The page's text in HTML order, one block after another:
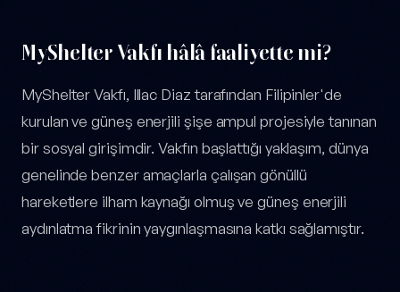
MyShelter Vakfı hâlâ faaliyette mi?
MyShelter Vakfı, Illac Diaz tarafından Filipinler'de
kurulan ve güneş enerjili şişe ampul projesiyle tanınan
bir sosyal girişimdir. Vakfın başlattığı yaklaşım, dünya
genelinde benzer amaçlarla çalışan gönüllü
hareketlere ilham kaynağı olmuş ve güneş enerjili
aydınlatma fikrinin yaygınlaşmasına katkı sağlamıştır.